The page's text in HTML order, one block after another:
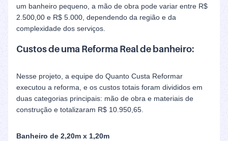
um banheiro pequeno, a mão de obra pode variar entre R$
2.500,00 e R$ 5.000, dependendo da região e da
complexidade dos serviços.
Custos de uma Reforma Real de banheiro:
Nesse projeto, a equipe do Quanto Custa Reformar
executou a reforma, e os custos totais foram divididos em
duas categorias principais: mão de obra e materiais de
construção e totalizaram R$ 10.950,65.
Banheiro de 2,20m x 1,20m